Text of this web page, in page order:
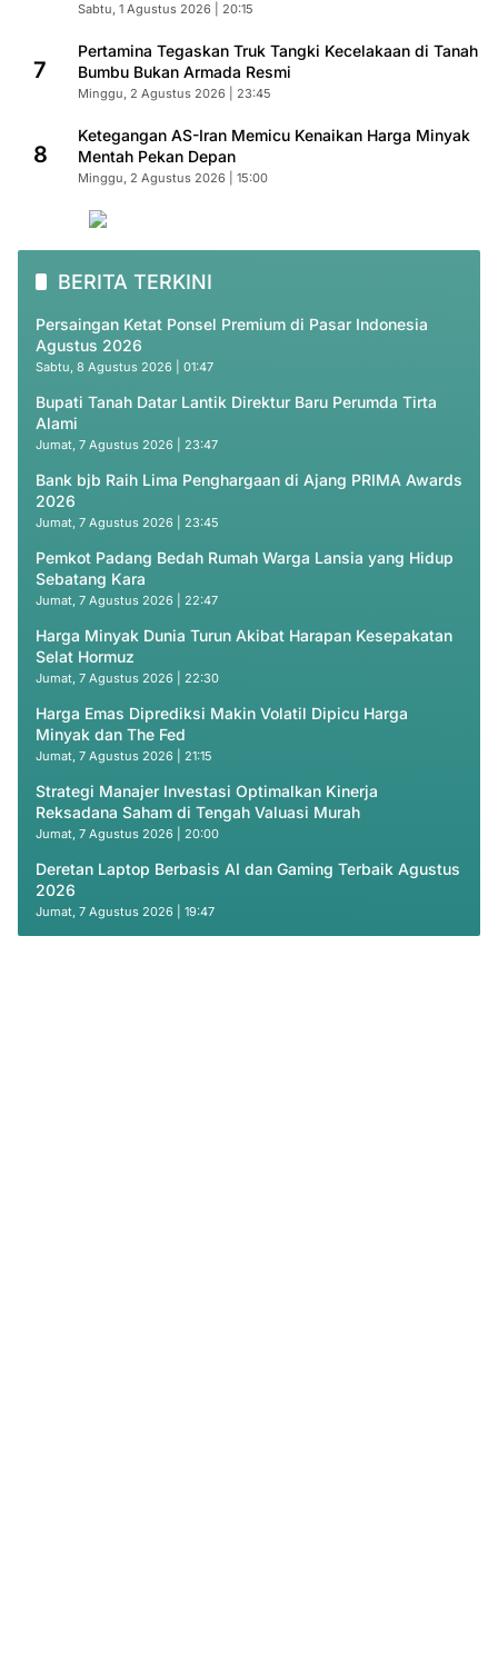
Sabtu, 1 Agustus 2026 | 20:15
7
Pertamina Tegaskan Truk Tangki Kecelakaan di Tanah
Bumbu Bukan Armada Resmi
Minggu, 2 Agustus 2026 | 23:45
8
Ketegangan AS-Iran Memicu Kenaikan Harga Minyak
Mentah Pekan Depan
Minggu, 2 Agustus 2026 | 15:00
BERITA TERKINI
Persaingan Ketat Ponsel Premium di Pasar Indonesia
Agustus 2026
Sabtu, 8 Agustus 2026 | 01:47
Bupati Tanah Datar Lantik Direktur Baru Perumda Tirta
Alami
Jumat, 7 Agustus 2026 | 23:47
Bank bjb Raih Lima Penghargaan di Ajang PRIMA Awards
2026
Jumat, 7 Agustus 2026 | 23:45
Pemkot Padang Bedah Rumah Warga Lansia yang Hidup
Sebatang Kara
Jumat, 7 Agustus 2026 | 22:47
Harga Minyak Dunia Turun Akibat Harapan Kesepakatan
Selat Hormuz
Jumat, 7 Agustus 2026 | 22:30
Harga Emas Diprediksi Makin Volatil Dipicu Harga
Minyak dan The Fed
Jumat, 7 Agustus 2026 | 21:15
Strategi Manajer Investasi Optimalkan Kinerja
Reksadana Saham di Tengah Valuasi Murah
Jumat, 7 Agustus 2026 | 20:00
Deretan Laptop Berbasis AI dan Gaming Terbaik Agustus
2026
Jumat, 7 Agustus 2026 | 19:47